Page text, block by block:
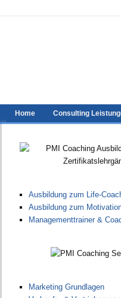
Home Consulting
Ausbildung zum Life-
Ausbildung zum
Managementtrainer &
Marketing Grundlagen